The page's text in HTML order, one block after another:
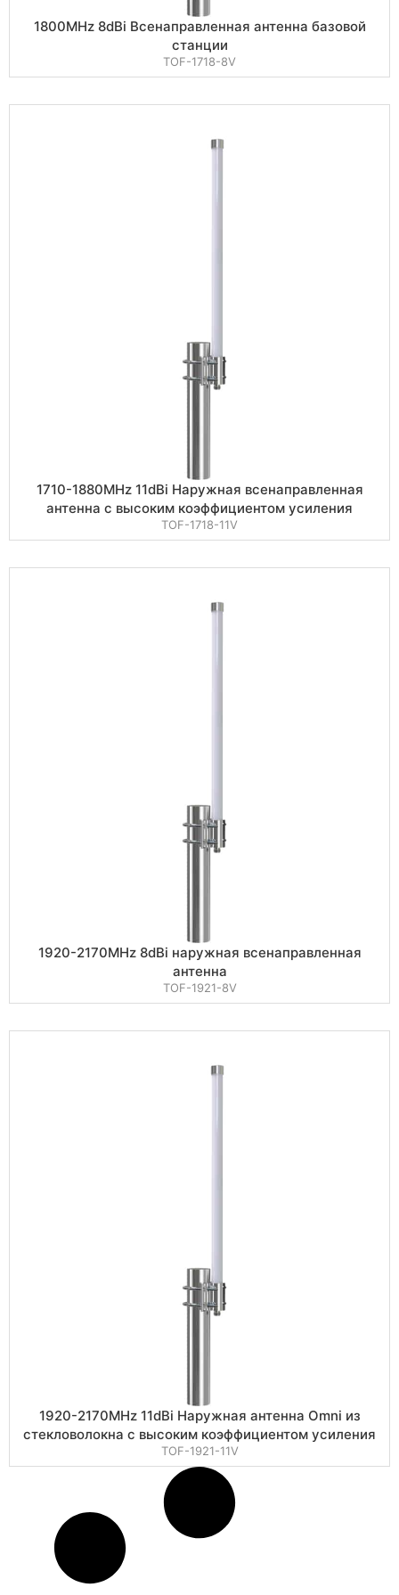
1800MHz 8dBi Всенаправленная антенна базовой
станции
TOF-1718-8V
1710-1880MHz 11dBi Наружная всенаправленная
антенна с высоким коэффициентом усиления
TOF-1718-11V
1920-2170MHz 8dBi наружная всенаправленная
антенна
TOF-1921-8V
1920-2170MHz 11dBi Наружная антенна Omni из
стекловолокна с высоким коэффициентом усиления
TOF-1921-11V